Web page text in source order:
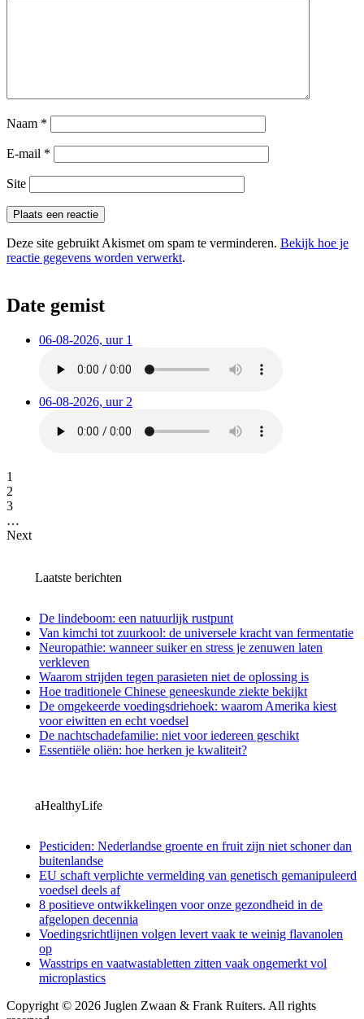
Naam *
E-mail *
Site
Deze site gebruikt Akismet om spam te verminderen. Bekijk hoe je
reactie gegevens worden verwerkt.
Date gemist
06-08-2026, uur 1
06-08-2026, uur 2
1
2
3
…
Next
Laatste berichten
De lindeboom: een natuurlijk rustpunt
Van kimchi tot zuurkool: de universele kracht van fermentatie
Neuropathie: wanneer suiker en stress je zenuwen laten
verkleven
Waarom strijden tegen parasieten niet de oplossing is
Hoe traditionele Chinese geneeskunde ziekte bekijkt
De omgekeerde voedingsdriehoek: waarom Amerika kiest
voor eiwitten en echt voedsel
De nachtschadefamilie: niet voor iedereen geschikt
Essentiële oliën: hoe herken je kwaliteit?
aHealthyLife
Pesticiden: Nederlandse groente en fruit zijn niet schoner dan
buitenlandse
EU schaft verplichte vermelding van genetisch gemanipuleerd
voedsel deels af
8 positieve ontwikkelingen voor onze gezondheid in de
afgelopen decennia
Voedingsrichtlijnen volgen levert vaak te weinig flavanolen
op
Wasstrips en vaatwastabletten zitten vaak ongemerkt vol
microplastics
Copyright © 2026 Juglen Zwaan & Frank Ruiters. All rights